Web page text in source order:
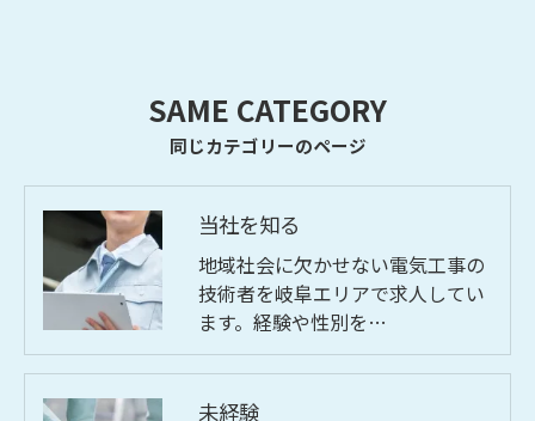
同じカテゴリーのページ
SAME CATEGORY
当社を知る
地域社会に欠かせない電気工事の
技術者を岐阜エリアで求人してい
ます。経験や性別を…
未経験